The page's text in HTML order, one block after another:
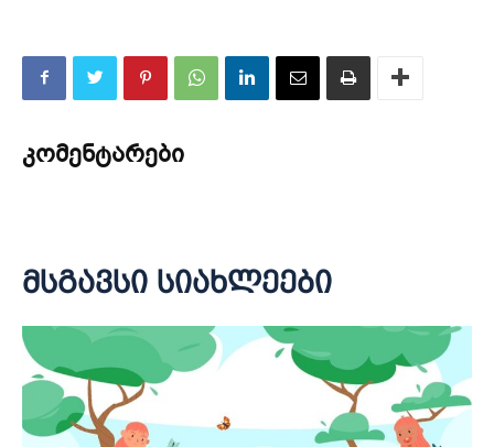
კომენტარები
მსგავსი სიახლეები